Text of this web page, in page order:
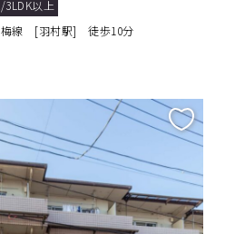
3LDK以上
梅線 [羽村駅] 徒歩10分